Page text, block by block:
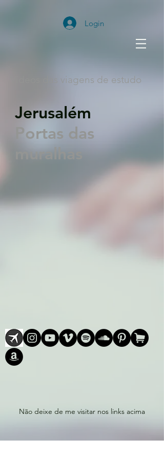
Login
Vídeos das viagens de estudo
Jerusalém
Portas das
muralhas
Não deixe de me visitar nos links acima